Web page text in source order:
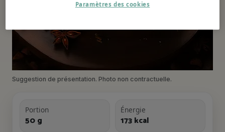
Suggestion de présentation. Photo non contractuelle.
Portion
50 g
Énergie
173 kcal
Paramètres des cookies